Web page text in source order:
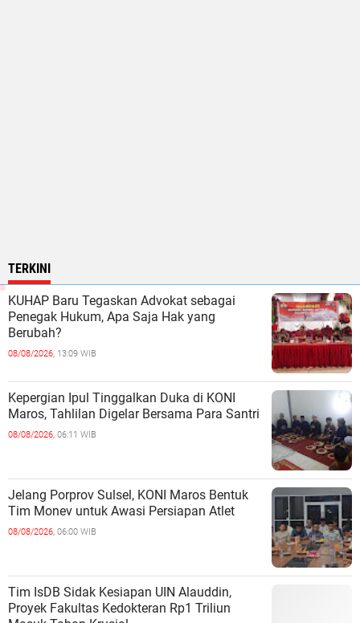
TERKINI
KUHAP Baru Tegaskan Advokat sebagai
Penegak Hukum, Apa Saja Hak yang
Berubah?
08/08/2026, 13:09 WIB
Kepergian Ipul Tinggalkan Duka di KONI
Maros, Tahlilan Digelar Bersama Para Santri
08/08/2026, 06:11 WIB
Jelang Porprov Sulsel, KONI Maros Bentuk
Tim Monev untuk Awasi Persiapan Atlet
08/08/2026, 06:00 WIB
Tim IsDB Sidak Kesiapan UIN Alauddin,
Proyek Fakultas Kedokteran Rp1 Triliun